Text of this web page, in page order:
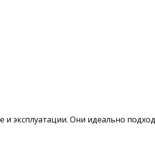
и эксплуатации. Они идеально